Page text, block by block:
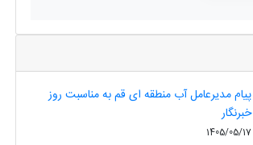
پیام مدیرعامل آب منطقه ای قم به مناسبت روز
خبرنگار
1405/05/17